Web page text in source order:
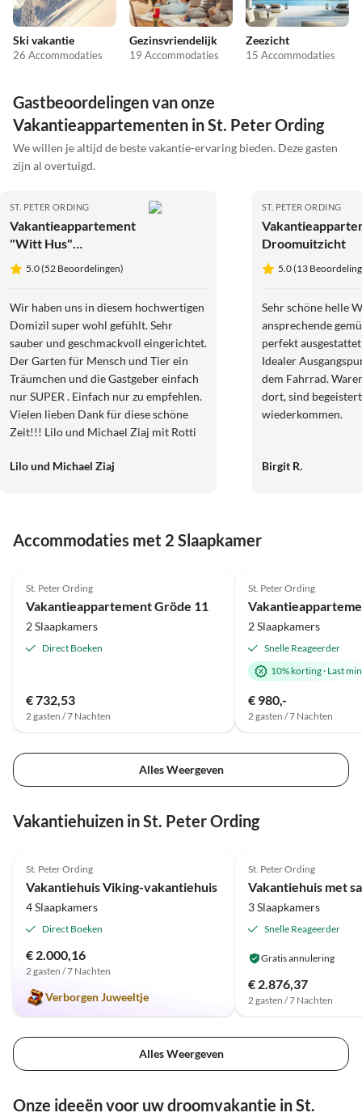
Ski vakantie
26 Accommodaties
Gezinsvriendelijk
19 Accommodaties
Zeezicht
15 Accommodaties
Gastbeoordelingen van onze
Vakantieappartementen in St. Peter Ording
We willen je altijd de beste vakantie-ervaring bieden. Deze gasten
zijn al overtuigd.
ST. PETER ORDING
Vakantieappartement
"Witt Hus"
Thuiswerken en
Vakantie
5.0 (52 Beoordelingen)
Wir haben uns in diesem hochwertigen
Domizil super wohl gefühlt. Sehr
sauber und geschmackvoll eingerichtet.
Der Garten für Mensch und Tier ein
Träumchen und die Gastgeber einfach
nur SUPER . Einfach nur zu empfehlen.
Vielen lieben Dank für diese schöne
Zeit!!! Lilo und Michael Ziaj mit Rotti
Lilo und Michael Ziaj
ST. PETER ORDING
Droomuitzicht
5.0 (13
Sehr schöne helle
ansprechende
perfekt
Idealer
dem Fahrrad.
dort, sind
wiederkommen.
Birgit R.
Accommodaties met 2 Slaapkamer
St. Peter Ording
Vakantieappartement Gröde 11
2 Slaapkamers
Direct Boeken
€ 732,53
2 gasten / 7 Nachten
St. Peter Ording
2 Slaapkamers
Snelle Reageerder
10% korting· Last
€ 980,-
2 gasten / 7 Nachten
Alles Weergeven
Vakantiehuizen in St. Peter Ording
St. Peter Ording
Vakantiehuis Viking-vakantiehuis
4 Slaapkamers
Direct Boeken
€ 2.000,16
2 gasten / 7 Nachten
Verborgen Juweeltje
St. Peter Ording
3 Slaapkamers
Snelle Reageerder
Gratis annulering
€ 2.876,37
2 gasten / 7 Nachten
Alles Weergeven
Onze ideeën voor uw droomvakantie in St.